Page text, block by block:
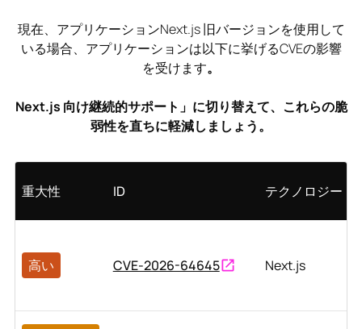
現在、アプリケーションNext.js 旧バージョンを使用して
いる場合、アプリケーションは以下に挙げるCVEの影響
を受けます。
Next.js 向け継続的サポート」に切り替えて、これらの脆
弱性を直ちに軽減しましょう。
重大性 ID テクノロジー
高い CVE-2026-64645 Next.js